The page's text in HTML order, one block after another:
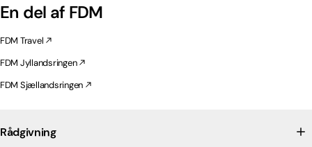
En del af FDM
FDM Travel
FDM Jyllandsringen
FDM Sjællandsringen
Rådgivning